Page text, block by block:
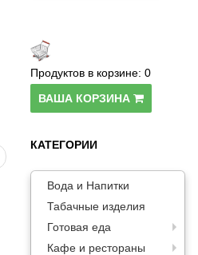
Продуктов в корзине: 0
ВАША КОРЗИНА
КАТЕГОРИИ
Вода и Напитки
Табачные изделия
Готовая еда
Кафе и рестораны